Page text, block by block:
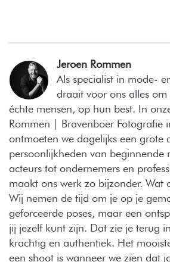
Jeroen Rommen
Als specialist in mode-
draait voor ons alles om
échte mensen, op hun best. In
Rommen | Bravenboer Fotografie
ontmoeten we dagelijks een grote
persoonlijkheden van beginnende
acteurs tot ondernemers en
maakt ons werk zo bijzonder. Wat
Wij nemen de tijd om je op je
geforceerde poses, maar een
jij jezelf kunt zijn. Dat zie je terug
krachtig en authentiek. Het
een shoot is wanneer we zien dat